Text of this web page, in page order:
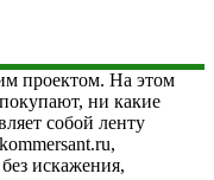
проектом. На этом
ни какие
собой ленту
искажения,